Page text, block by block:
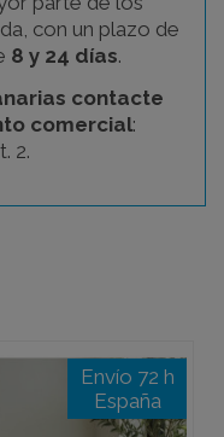
con un plazo de
8 y 24 días.
contacte
comercial:
2.
Envío 72 h
España